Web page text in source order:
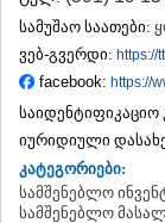
ᲗᲔᲠᲯᲝᲚᲐ
ᲡᲐᲛᲢᲠᲔᲓᲘᲐ
ᲡᲐᲩᲮᲔᲠᲔ
ᲢᲧᲘᲑᲣᲚᲘ
ᲥᲣᲗᲐᲘᲡᲘ
ᲬᲧᲐᲚᲢᲣᲑᲝ
ᲭᲘᲐᲗᲣᲠᲐ
ᲮᲐᲠᲐᲒᲐᲣᲚᲘ
ᲮᲝᲜᲘ
სამუშაო საათები:
ვებ-გვერდი: https://
facebook: https://
საიდენტიფიკაციო
იურიდიული
კატეგორიები:
სამშენებლო
სამშენებლო